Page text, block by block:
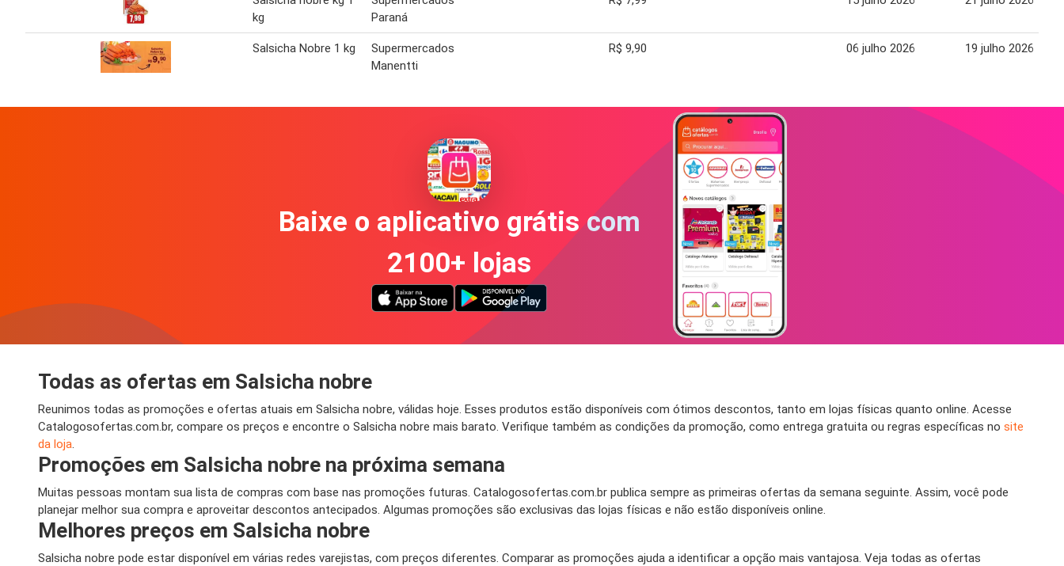
kg
Paraná
Salsicha Nobre 1 kg
Supermercados
Manentti
R$ 9,90 06 julho 2026 19 julho 2026
Baixe o aplicativo grátis com
2100+ lojas
Todas as ofertas em Salsicha nobre
Reunimos todas as promoções e ofertas atuais em Salsicha nobre, válidas hoje. Esses produtos estão disponíveis com ótimos descontos, tanto em lojas físicas quanto online. Acesse
Catalogosofertas.com.br, compare os preços e encontre o Salsicha nobre mais barato. Verifique também as condições da promoção, como entrega gratuita ou regras específicas no site
da loja
Promoções em Salsicha nobre na próxima semana
Muitas pessoas montam sua lista de compras com base nas promoções futuras. Catalogosofertas.com.br publica sempre as primeiras ofertas da semana seguinte. Assim, você pode
planejar melhor sua compra e aproveitar descontos antecipados. Algumas promoções são exclusivas das lojas físicas e não estão disponíveis online.
Melhores preços em Salsicha nobre
Salsicha nobre pode estar disponível em várias redes varejistas, com preços diferentes. Comparar as promoções ajuda a identificar a opção mais vantajosa. Veja todas as ofertas